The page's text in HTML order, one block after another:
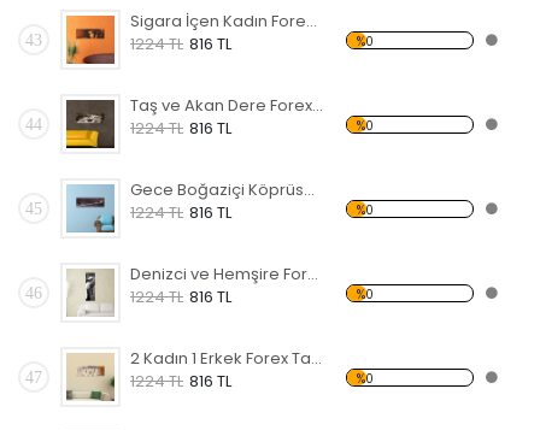
43
Sigara İçen Kadın Forex Tablo
1224 TL 816 TL %0
44
Taş ve Akan Dere Forex Tablo
1224 TL 816 TL %0
45
Gece Boğaziçi Köprüsü Forex Tablo
1224 TL 816 TL %0
46
Denizci ve Hemşire Forex Tablo
1224 TL 816 TL %0
47
2 Kadın 1 Erkek Forex Tablo
1224 TL 816 TL %0